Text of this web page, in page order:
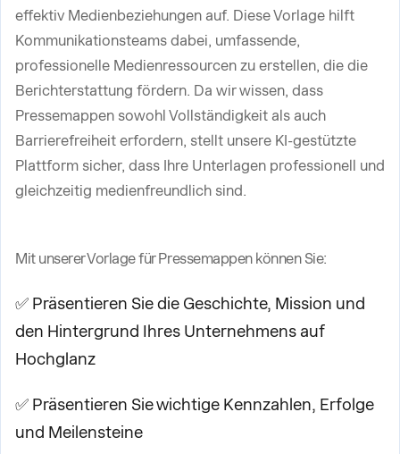
effektiv Medienbeziehungen auf. Diese Vorlage hilft
Kommunikationsteams dabei, umfassende,
professionelle Medienressourcen zu erstellen, die die
Berichterstattung fördern. Da wir wissen, dass
Pressemappen sowohl Vollständigkeit als auch
Barrierefreiheit erfordern, stellt unsere KI-gestützte
Plattform sicher, dass Ihre Unterlagen professionell und
gleichzeitig medienfreundlich sind.
Mit unserer Vorlage für Pressemappen können Sie:
✅ Präsentieren Sie die Geschichte, Mission und
den Hintergrund Ihres Unternehmens auf
Hochglanz
✅ Präsentieren Sie wichtige Kennzahlen, Erfolge
und Meilensteine